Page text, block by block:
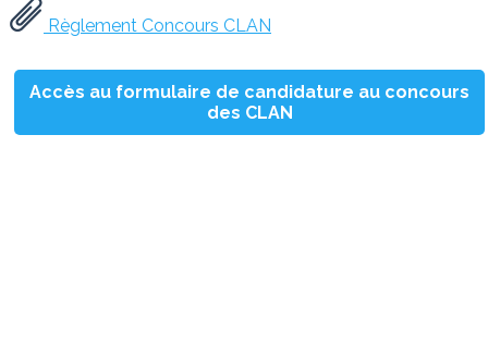
Règlement Concours CLAN
Accès au formulaire de candidature au concours
des CLAN